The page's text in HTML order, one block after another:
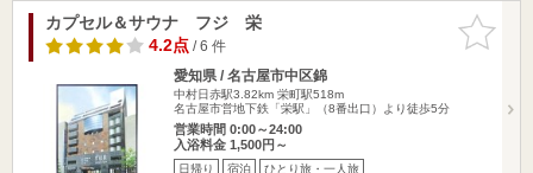
お気に入
りに追加
カプセル＆サウナ フジ 栄
4.2点/ 6 件
愛知県 / 名古屋市中区錦
中村日赤駅3.82km 栄町駅518m
名古屋市営地下鉄「栄駅」（8番出口）より徒歩5分
営業時間 0:00～24:00
入浴料金 1,500円～
日帰り 宿泊 ひとり旅・一人旅